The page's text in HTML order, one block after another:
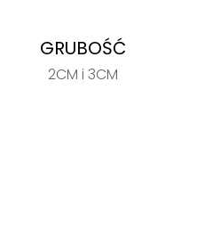
GRUBOŚĆ
2CM i 3CM